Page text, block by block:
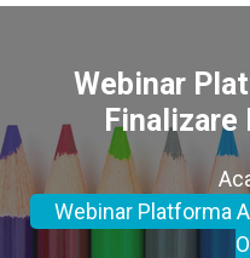
Webinar
Finalizare
Webinar Platforma